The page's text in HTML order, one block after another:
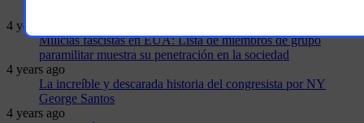
4 years ago
Milicias fascistas en EUA: Lista de miembros de grupo
paramilitar muestra su penetración en la sociedad
4 years ago
La increíble y descarada historia del congresista por NY
George Santos
4 years ago